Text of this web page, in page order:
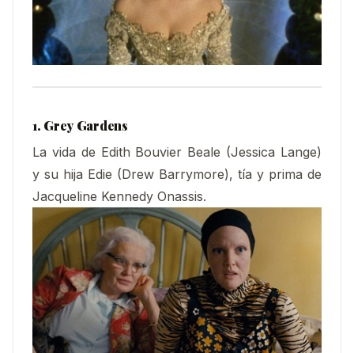
1. Grey Gardens
La vida de Edith Bouvier Beale (Jessica Lange)
y su hija Edie (Drew Barrymore), tía y prima de
Jacqueline Kennedy Onassis.